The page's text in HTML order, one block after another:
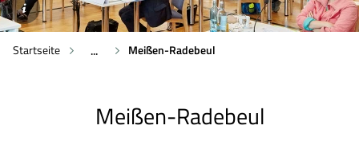
Startseite ... Meißen-Radebeul
Meißen-Radebeul